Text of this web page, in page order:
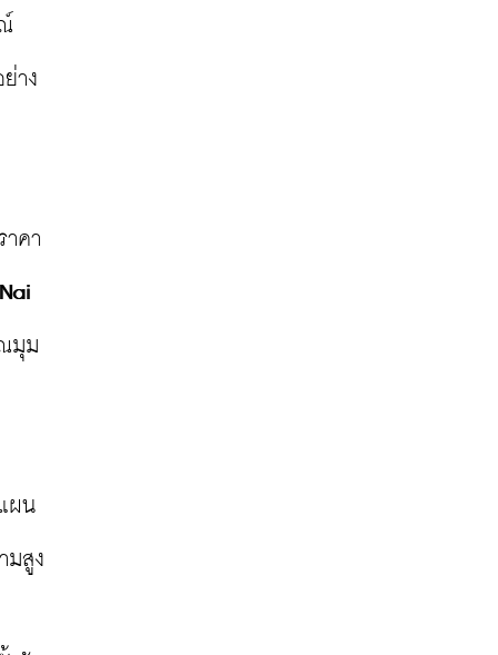
าง
คา
มุม
ผน
มสูง